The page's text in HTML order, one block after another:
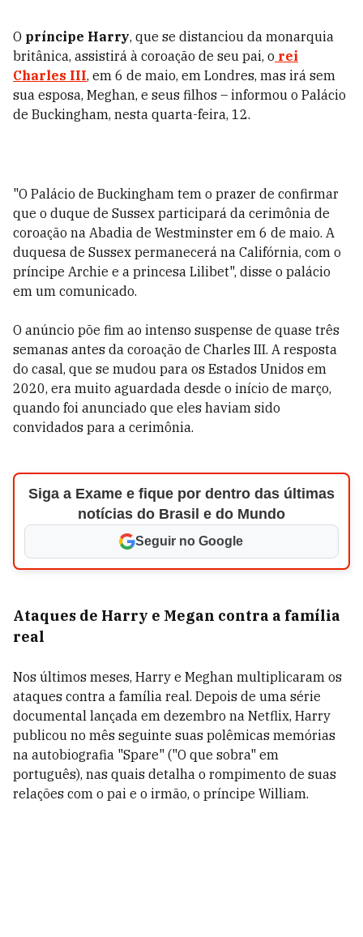
O príncipe Harry, que se distanciou da monarquia
britânica, assistirá à coroação de seu pai, o rei
Charles III, em 6 de maio, em Londres, mas irá sem
sua esposa, Meghan, e seus filhos – informou o Palácio
de Buckingham, nesta quarta-feira, 12.
"O Palácio de Buckingham tem o prazer de confirmar
que o duque de Sussex participará da cerimônia de
coroação na Abadia de Westminster em 6 de maio. A
duquesa de Sussex permanecerá na Califórnia, com o
príncipe Archie e a princesa Lilibet", disse o palácio
em um comunicado.
O anúncio põe fim ao intenso suspense de quase três
semanas antes da coroação de Charles III. A resposta
do casal, que se mudou para os Estados Unidos em
2020, era muito aguardada desde o início de março,
quando foi anunciado que eles haviam sido
convidados para a cerimônia.
Siga a Exame e fique por dentro das últimas
notícias do Brasil e do Mundo
Seguir no Google
Ataques de Harry e Megan contra a família
real
Nos últimos meses, Harry e Meghan multiplicaram os
ataques contra a família real. Depois de uma série
documental lançada em dezembro na Netflix, Harry
publicou no mês seguinte suas polêmicas memórias
na autobiografia "Spare" ("O que sobra" em
português), nas quais detalha o rompimento de suas
relações com o pai e o irmão, o príncipe William.